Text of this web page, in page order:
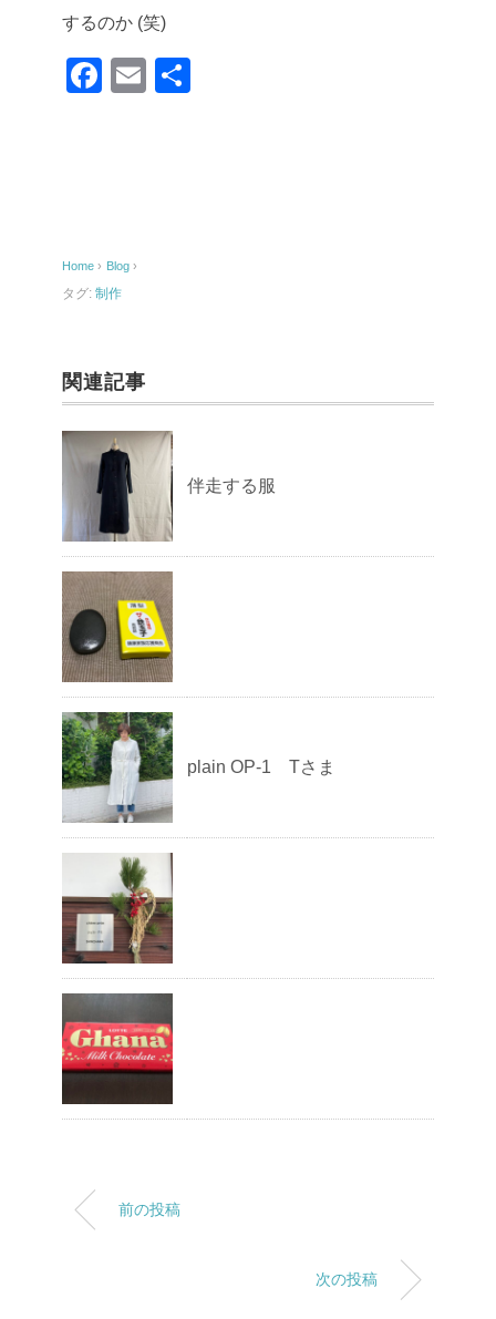
するのか (笑)
F
o
o
E
Home › Blog ›
タグ: 制作
関連記事
伴走する服
plain OP-1 Tさま
前の投稿
次の投稿